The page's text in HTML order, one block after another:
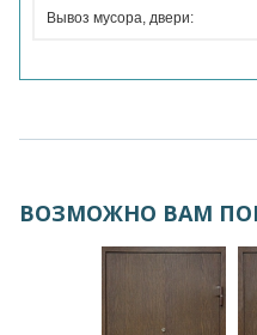
Вывоз мусора, двери:
ВОЗМОЖНО ВАМ